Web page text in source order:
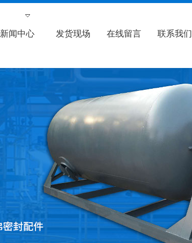
新闻中心 发货现场 在线留言 联系我们